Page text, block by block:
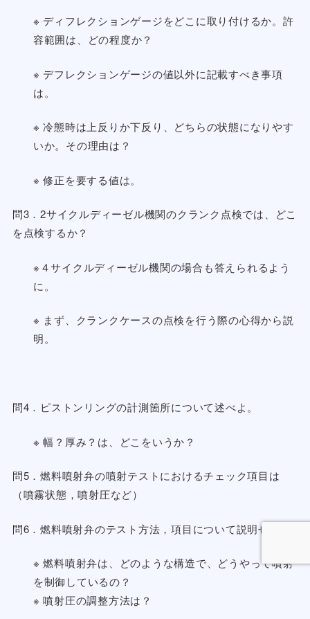
※ ディフレクションゲージをどこに取り付けるか。許
容範囲は、どの程度か？
※ デフレクションゲージの値以外に記載すべき事項
は。
※ 冷態時は上反りか下反り、どちらの状態になりやす
いか。その理由は？
※ 修正を要する値は。
問3．2サイクルディーゼル機関のクランク点検では、どこ
を点検するか？
※４サイクルディーゼル機関の場合も答えられるよう
に。
※ まず、クランクケースの点検を行う際の心得から説
明。
問4．ピストンリングの計測箇所について述べよ。
※ 幅？厚み？は、どこをいうか？
問5．燃料噴射弁の噴射テストにおけるチェック項目は
（噴霧状態，噴射圧など）
問6．燃料噴射弁のテスト方法，項目について説明せよ。
※ 燃料噴射弁は、どのような構造で、どうやって噴射
を制御しているの？
※ 噴射圧の調整方法は？